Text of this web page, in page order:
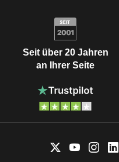
Seit über 20 Jahren
an Ihrer Seite